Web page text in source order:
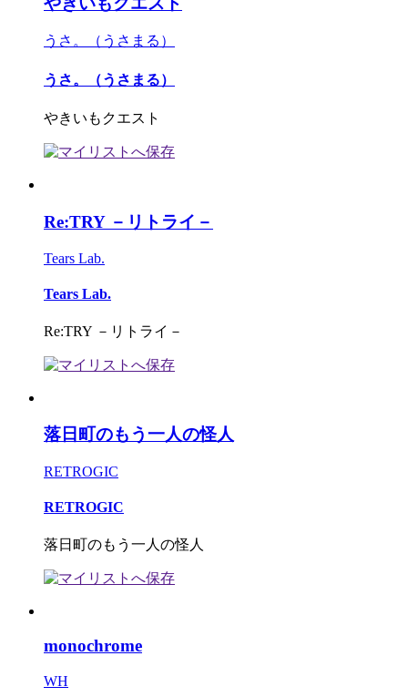
うさ。（うさまる）
うさ。（うさまる）
やきいもクエスト
Re:TRY －リトライ－
Tears Lab.
Tears Lab.
Re:TRY －リトライ－
落日町のもう一人の怪人
RETROGIC
RETROGIC
落日町のもう一人の怪人
monochrome
WH